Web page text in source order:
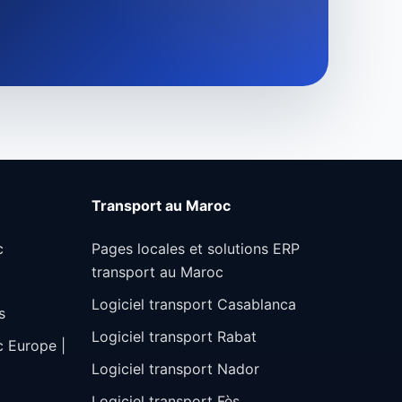
|
Transport au Maroc
Pages locales et solutions ERP
transport au Maroc
Logiciel transport Casablanca
Logiciel transport Rabat
Logiciel transport Nador